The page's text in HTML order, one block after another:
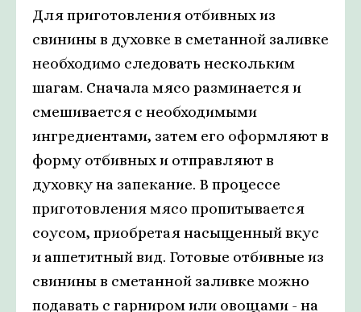
Для приготовления отбивных из
свинины в духовке в сметанной заливке
необходимо следовать нескольким
шагам. Сначала мясо разминается и
смешивается с необходимыми
ингредиентами, затем его оформляют в
форму отбивных и отправляют в
духовку на запекание. В процессе
приготовления мясо пропитывается
соусом, приобретая насыщенный вкус
и аппетитный вид. Готовые отбивные из
свинины в сметанной заливке можно
подавать с гарниром или овощами - на